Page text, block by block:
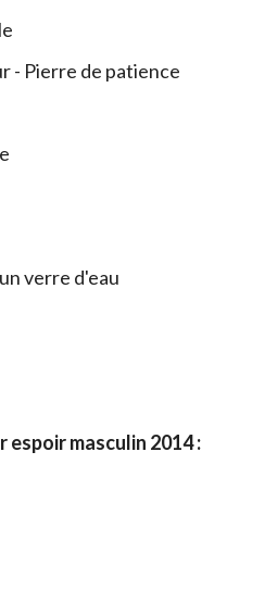
- Pierre de patience
verre d'eau
masculin 2014 :